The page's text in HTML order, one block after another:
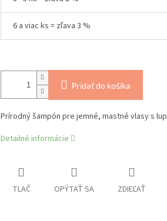
6 a viac ks = zľava 3 %
Pridať do košíka
Prírodný šampón pre jemné, mastné vlasy s
Detailné informácie
TLAČ OPÝTAŤ SA ZDIEĽAŤ